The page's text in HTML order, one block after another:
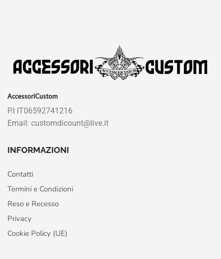
AccessoriCustom
P.I IT06592741216
Email: customdicount@live.it
INFORMAZIONI
Contatti
Termini e Condizioni
Reso e Recesso
Privacy
Cookie Policy (UE)